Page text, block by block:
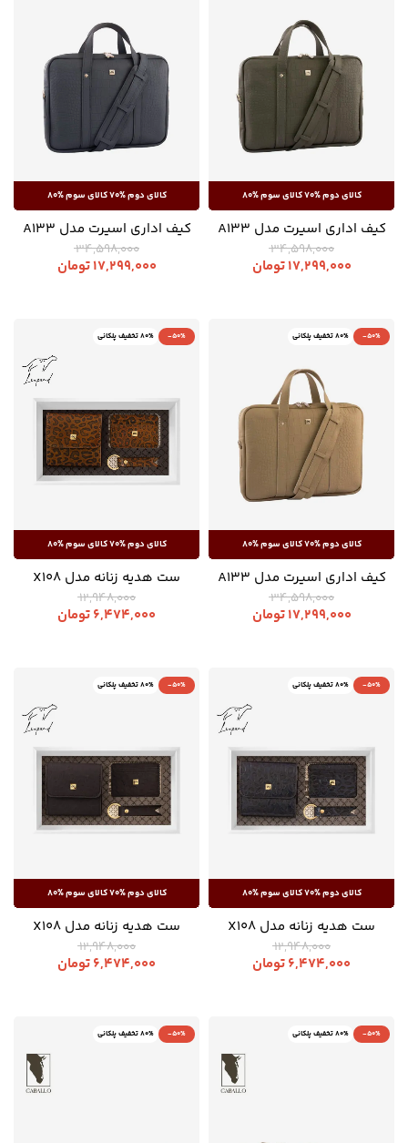
کیف اداری اسپرت مدل A133
34,598,000
17,299,000تومان
کیف اداری اسپرت مدل A133
34,598,000
17,299,000تومان
-50% 80% تخفیف پلکانی
کیف اداری اسپرت مدل A133
34,598,000
17,299,000تومان
-50% 80% تخفیف پلکانی
ست هدیه زنانه مدل X108
12,948,000
6,474,000تومان
-50% 80% تخفیف پلکانی
ست هدیه زنانه مدل X108
12,948,000
6,474,000تومان
-50% 80% تخفیف پلکانی
ست هدیه زنانه مدل X108
12,948,000
6,474,000تومان
-50% 80% تخفیف پلکانی -50% 80% تخفیف پلکانی